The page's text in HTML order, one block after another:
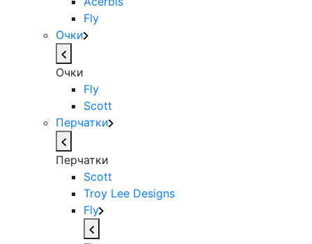
Fly
Очки
Очки
Fly
Scott
Перчатки
Перчатки
Scott
Troy Lee Designs
Fly